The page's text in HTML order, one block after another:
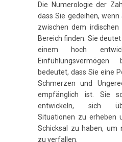
Die Numerologie der
dass Sie gedeihen,
zwischen dem
Bereich finden. Sie
einem hoch
bedeutet, dass Sie eine
Schmerzen und
empfänglich ist. Sie
entwickeln, sich
Situationen zu erheben
Schicksal zu haben, um
zu verfallen.